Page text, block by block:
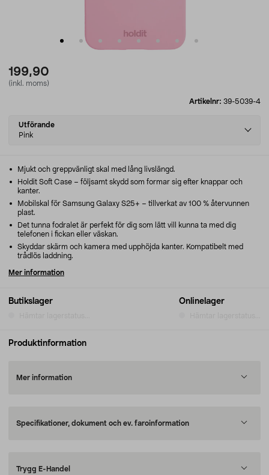
199,90
(inkl. moms)
Artikelnr: 39-5039-4
Select
variant
Utförande
Pink
Butikslager Onlinelager
Mjukt och greppvänligt skal med lång livslängd.
Holdit Soft Case – följsamt skydd som formar sig efter knappar och
kanter.
Mobilskal för Samsung Galaxy S25+ – tillverkat av 100 % återvunnen
plast.
Det tunna fodralet är perfekt för dig som lätt vill kunna ta med dig
telefonen i fickan eller väskan.
Skyddar skärm och kamera med upphöjda kanter. Kompatibelt med
trådlös laddning.
Mer information
Produktinformation
Mer information
Specifikationer, dokument och ev. faroinformation
Trygg E-Handel